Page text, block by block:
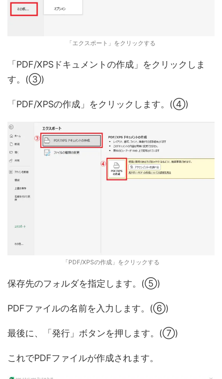
「エクスポート」をクリックする
「PDF/XPSドキュメントの作成」をクリックしま
す。(③)
「PDF/XPSの作成」をクリックします。(④)
「PDF/XPSの作成」をクリックする
保存先のフォルダを指定します。(⑤)
PDFファイルの名前を入力します。(⑥)
最後に、「発行」ボタンを押します。(⑦)
これでPDFファイルが作成されます。